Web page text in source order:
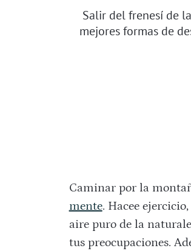
Salir del frenesí de
mejores formas de
Caminar por la
mente. Hacee
aire puro de la
tus preocupaciones.